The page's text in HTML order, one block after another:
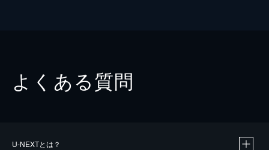
よくある質問
U-NEXTとは？